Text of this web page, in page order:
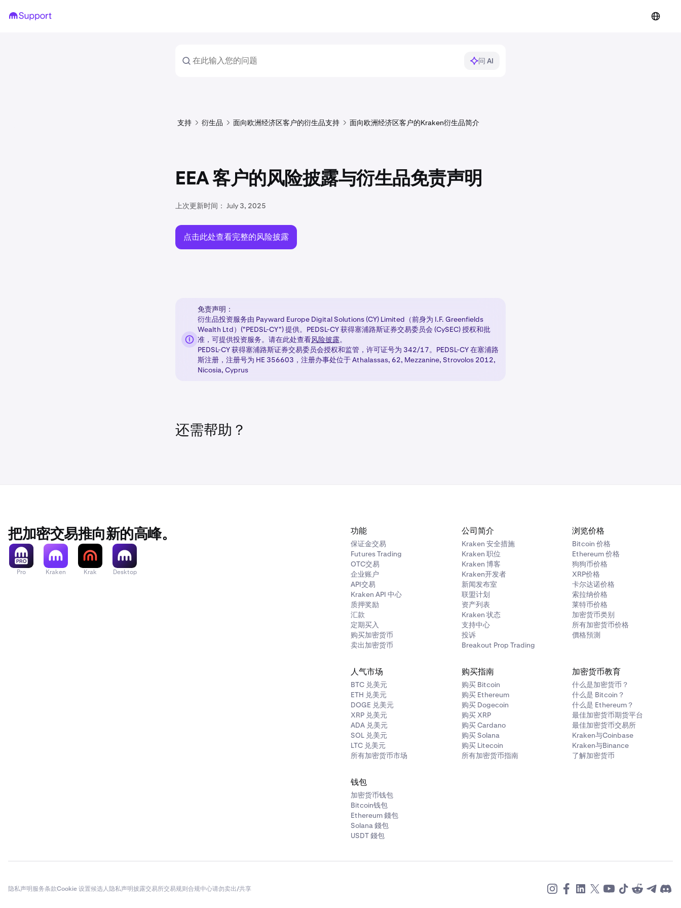
问 AI
支持 衍生品 面向欧洲经济区客户的衍生品支持 面向欧洲经济区客户的Kraken衍生品简介
EEA 客户的风险披露与衍生品免责声明
上次更新时间： July 3, 2025
点击此处查看完整的风险披露
免责声明：
衍生品投资服务由 Payward Europe Digital Solutions (CY) Limited（前身为 I.F. Greenfields
Wealth Ltd）("PEDSL-CY") 提供。PEDSL-CY 获得塞浦路斯证券交易委员会 (CySEC) 授权和批
准，可提供投资服务。请在此处查看风险披露。
PEDSL-CY 获得塞浦路斯证券交易委员会授权和监管，许可证号为 342/17。PEDSL-CY 在塞浦路
斯注册，注册号为 HE 356603，注册办事处位于 Athalassas, 62, Mezzanine, Strovolos 2012,
Nicosia, Cyprus
还需帮助？
把加密交易推向新的高峰。
Pro Kraken Krak Desktop
功能
保证金交易
Futures Trading
OTC交易
企业账户
API交易
Kraken API 中心
质押奖励
汇款
定期买入
购买加密货币
卖出加密货币
公司简介
Kraken 安全措施
Kraken 职位
Kraken 博客
Kraken开发者
新闻发布室
联盟计划
资产列表
Kraken 状态
支持中心
投诉
Breakout Prop Trading
浏览价格
Bitcoin 价格
Ethereum 价格
狗狗币价格
XRP价格
卡尔达诺价格
索拉纳价格
莱特币价格
加密货币类别
所有加密货币价格
價格預測
人气市场
BTC 兑美元
ETH 兑美元
DOGE 兑美元
XRP 兑美元
ADA 兑美元
SOL 兑美元
LTC 兑美元
所有加密货币市场
购买指南
购买 Bitcoin
购买 Ethereum
购买 Dogecoin
购买 XRP
购买 Cardano
购买 Solana
购买 Litecoin
所有加密货币指南
加密货币教育
什么是加密货币？
什么是 Bitcoin？
什么是 Ethereum？
最佳加密货币期货平台
最佳加密货币交易所
Kraken与Coinbase
Kraken与Binance
了解加密货币
钱包
加密货币钱包
Bitcoin钱包
Ethereum 錢包
Solana 錢包
USDT 錢包
隐私声明服务条款Cookie 设置候选人隐私声明披露交易所交易规则合规中心请勿卖出/共享